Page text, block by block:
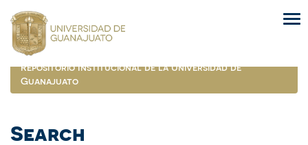
navigation
Repositorio Institucional de la Universidad de
Guanajuato
Search